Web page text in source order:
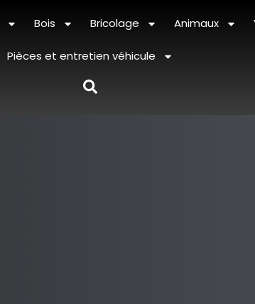
Bois Bricolage Animaux
Pièces et entretien véhicule